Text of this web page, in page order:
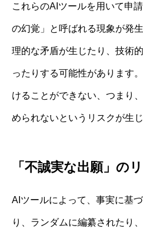
これらのAIツールを用いて申
の幻覚」と呼ばれる現象が発
理的な矛盾が生じたり、技術
ったりする可能性があります
けることができない、つまり
められないというリスクが生じ
「不誠実な出願」の
AIツールによって、事実に基
り、ランダムに編纂されたり